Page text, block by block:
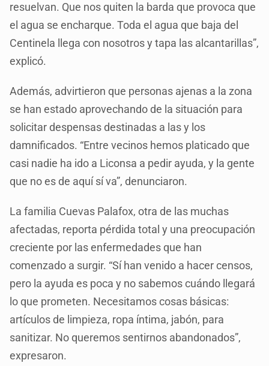
resuelvan. Que nos quiten la barda que provoca que
el agua se encharque. Toda el agua que baja del
Centinela llega con nosotros y tapa las alcantarillas”,
explicó.
Además, advirtieron que personas ajenas a la zona
se han estado aprovechando de la situación para
solicitar despensas destinadas a las y los
damnificados. “Entre vecinos hemos platicado que
casi nadie ha ido a Liconsa a pedir ayuda, y la gente
que no es de aquí sí va”, denunciaron.
La familia Cuevas Palafox, otra de las muchas
afectadas, reporta pérdida total y una preocupación
creciente por las enfermedades que han
comenzado a surgir. “Sí han venido a hacer censos,
pero la ayuda es poca y no sabemos cuándo llegará
lo que prometen. Necesitamos cosas básicas:
artículos de limpieza, ropa íntima, jabón, para
sanitizar. No queremos sentirnos abandonados”,
expresaron.